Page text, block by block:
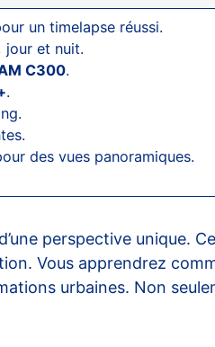
un timelapse réussi.
jour et nuit.
C300.
.
des vues panoramiques.
perspective unique.
Vous apprendrez
urbaines. Non